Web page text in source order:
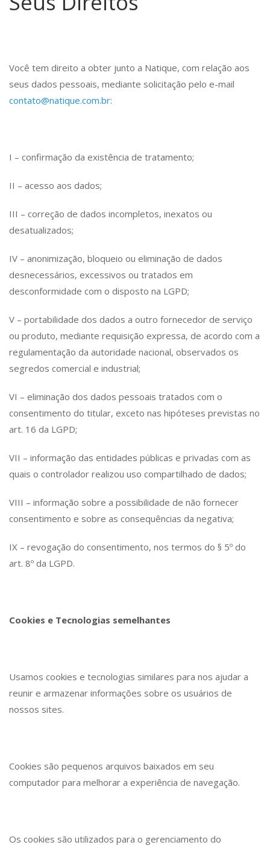
Você tem direito a obter junto a Natique, com relação aos
seus dados pessoais, mediante solicitação pelo e-mail
contato@natique.com.br:
I – confirmação da existência de tratamento;
II – acesso aos dados;
III – correção de dados incompletos, inexatos ou
desatualizados;
IV – anonimização, bloqueio ou eliminação de dados
desnecessários, excessivos ou tratados em
desconformidade com o disposto na LGPD;
V – portabilidade dos dados a outro fornecedor de serviço
ou produto, mediante requisição expressa, de acordo com a
regulamentação da autoridade nacional, observados os
segredos comercial e industrial;
VI – eliminação dos dados pessoais tratados com o
consentimento do titular, exceto nas hipóteses previstas no
art. 16 da LGPD;
VII – informação das entidades públicas e privadas com as
quais o controlador realizou uso compartilhado de dados;
VIII – informação sobre a possibilidade de não fornecer
consentimento e sobre as consequências da negativa;
IX – revogação do consentimento, nos termos do § 5º do
art. 8º da LGPD.
Cookies e Tecnologias semelhantes
Usamos cookies e tecnologias similares para nos ajudar a
reunir e armazenar informações sobre os usuários de
nossos sites.
Cookies são pequenos arquivos baixados em seu
computador para melhorar a experiência de navegação.
Os cookies são utilizados para o gerenciamento do